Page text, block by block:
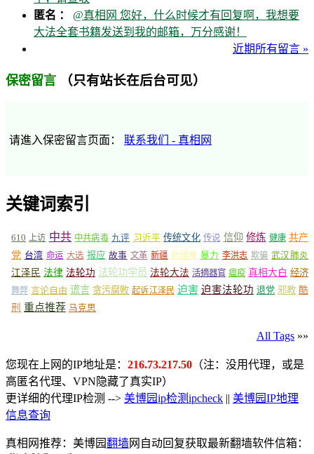
匿名 ： @真相网 您好，什么时候才有回复啊，我想要
大法全套书籍发送到我的邮箱，万分感谢！
近期所有留言 »
保密留言 （只有站长在后台可见）
请進入保密留言页面： 联系我们 - 真相网
关键词索引
610 上访 中共 中共病毒 九评 习近平 传统文化 传说 信仰 修炼 健康 共产
党 台湾 命运 大选 报应 故事 文革 新疆 新疆棉 暴力 李洪志 欺骗 武汉肺炎
江泽民 法律 法轮功 法轮功学员 法轮大法 活摘器官 瘟疫 真相大白 经济
舞弊 言论自由 谎言 贪污腐败 起诉江泽民 迫害 迫害法轮功 退党 邪教 酷
刑 重点推荐 马克思
All Tags »»
您现在上网的IP地址是： 216.73.217.50 （注：没用代理，或是
高匿名代理、VPN隐藏了真实IP）
更详细的代理IP检测 --> 美博园ip检测ipcheck || 美博园IP地理
信息查询
真相网推荐：美博园翻墙网自动回复获取最新翻墙软件信箱：